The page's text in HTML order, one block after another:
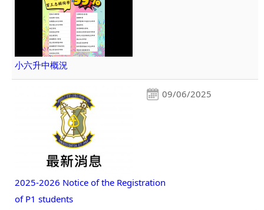
小六升中概況
09/06/2025
2025-2026 Notice of the Registration
of P1 students